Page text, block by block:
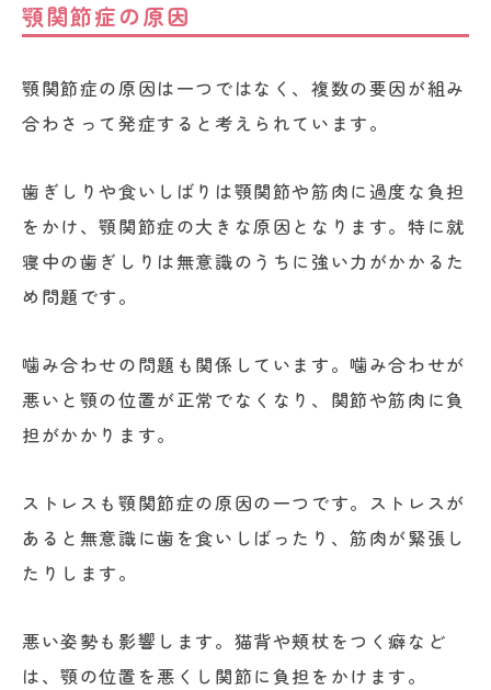
顎関節症の原因
顎関節症の原因は一つではなく、複数の要因が組み
合わさって発症すると考えられています。
歯ぎしりや食いしばりは顎関節や筋肉に過度な負担
をかけ、顎関節症の大きな原因となります。特に就
寝中の歯ぎしりは無意識のうちに強い力がかかるた
め問題です。
噛み合わせの問題も関係しています。噛み合わせが
悪いと顎の位置が正常でなくなり、関節や筋肉に負
担がかかります。
ストレスも顎関節症の原因の一つです。ストレスが
あると無意識に歯を食いしばったり、筋肉が緊張し
たりします。
悪い姿勢も影響します。猫背や頬杖をつく癖など
は、顎の位置を悪くし関節に負担をかけます。